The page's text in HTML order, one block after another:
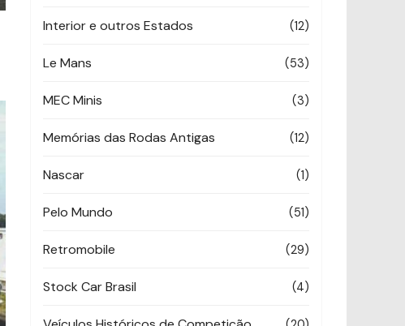
Interior e outros Estados (12)
Le Mans (53)
MEC Minis (3)
Memórias das Rodas Antigas (12)
Nascar (1)
Pelo Mundo (51)
Retromobile (29)
Stock Car Brasil (4)